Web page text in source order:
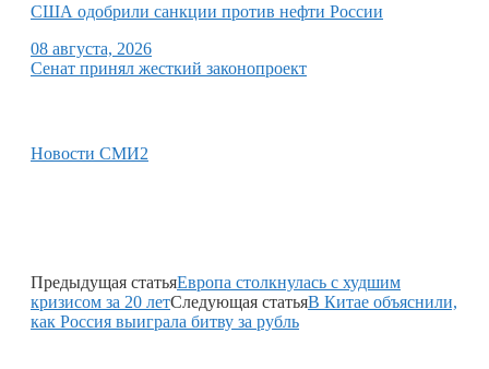
США одобрили санкции против нефти России
08 августа, 2026
Сенат принял жесткий законопроект
Новости СМИ2
Предыдущая статьяЕвропа столкнулась с худшим
кризисом за 20 летСледующая статьяВ Китае объяснили,
как Россия выиграла битву за рубль